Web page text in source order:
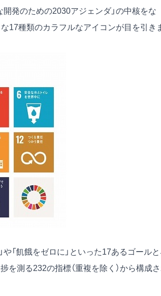
発のための2030アジェンダ」の中核をな
17種類のカラフルなアイコンが目を引き
「飢餓をゼロに」といった17あるゴールと
を測る232の指標（重複を除く）から構成